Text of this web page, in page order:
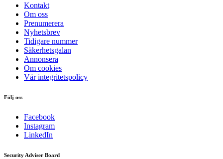
Kontakt
Om oss
Prenumerera
Nyhetsbrev
Tidigare nummer
Säkerhetsgalan
Annonsera
Om cookies
Vår integritetspolicy
Följ oss
Facebook
Instagram
LinkedIn
Security Adviser Board